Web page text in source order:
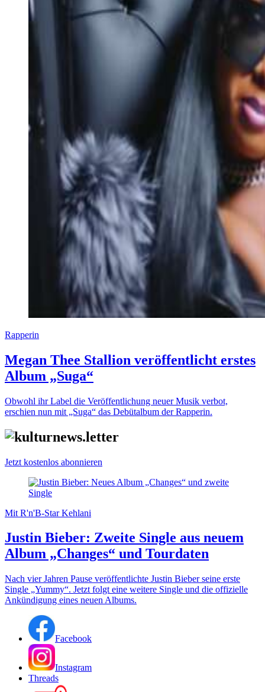
Rapperin
Megan Thee Stallion veröffentlicht erstes
Album „Suga“
Obwohl ihr Label die Veröffentlichung neuer Musik verbot,
erschien nun mit „Suga“ das Debütalbum der Rapperin.
Jetzt kostenlos abonnieren
Mit R'n'B-Star Kehlani
Justin Bieber: Zweite Single aus neuem
Album „Changes“ und Tourdaten
Nach vier Jahren Pause veröffentlichte Justin Bieber seine erste
Single „Yummy“. Jetzt folgt eine weitere Single und die offizielle
Ankündigung eines neuen Albums.
Facebook
Instagram
Threads